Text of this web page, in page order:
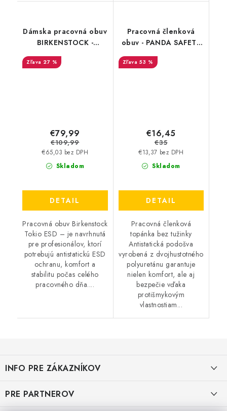
Dámska pracovná obuv
BIRKENSTOCK -
- 54268 - Akciová cena
27 %
Skladom
€65,03 bez DPH
€79,99
€109,99
DETAIL
Pracovná obuv Birkenstock
Tokio ESD – je navrhnutá
pre profesionálov, ktorí
potrebujú antistatickú ESD
ochranu, komfort a
stabilitu počas celého
pracovného dňa....
Pracovná členková
obuv - PANDA SAFETY
53 %
Skladom
€13,37 bez DPH
€16,45
€35
DETAIL
Pracovná členková
topánka bez tužinky
Antistatická podošva
vyrobená z dvojhustotného
polyuretánu garantuje
nielen komfort, ale aj
bezpečie vďaka
protišmykovým
vlastnostiam...
p
ä
INFO PRE ZÁKAZNÍKOV
PRE PARTNEROV